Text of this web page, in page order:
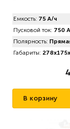
Емкость: 75 А/ч
Пусковой ток: 750 А
Полярность:
Габариты:
В корзину